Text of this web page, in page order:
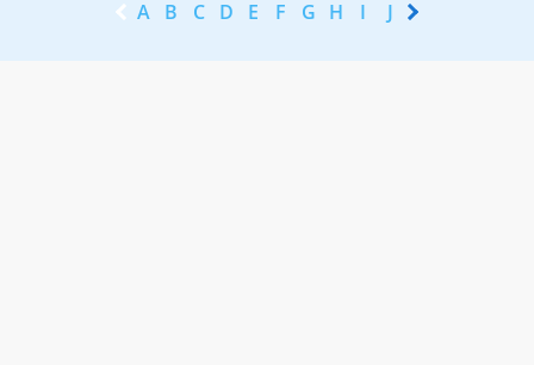
A B C D E F G H I J K